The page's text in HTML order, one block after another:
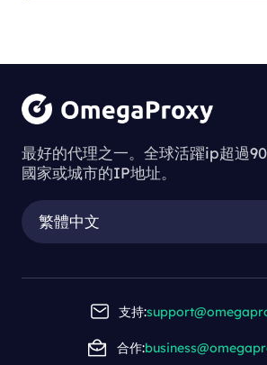
最好的代理之一。全球活躍ip超過
國家或城市的IP地址。
繁體中文
支持:
合作: